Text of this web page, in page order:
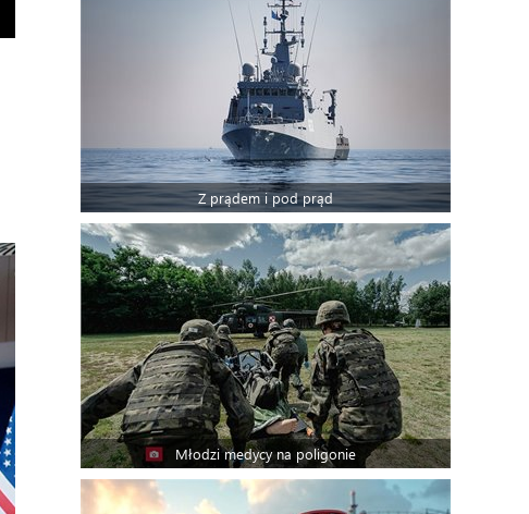
Z prądem i pod prąd
Młodzi medycy na poligonie